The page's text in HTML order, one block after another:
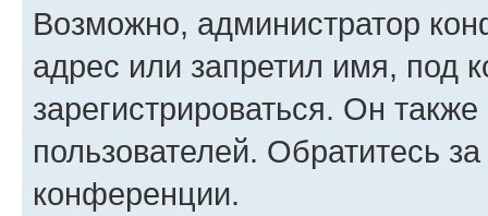
Возможно, администратор
адрес или запретил имя, под
зарегистрироваться. Он
пользователей. Обратитесь
конференции.